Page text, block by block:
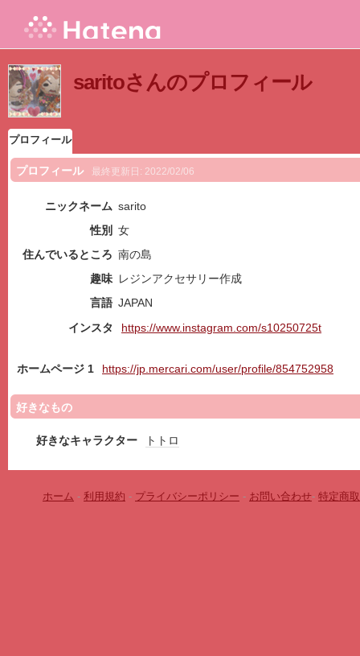
saritoさんのプロフィール
プロフィール
プロフィール 最終更新日: 2022/02/06
ニックネーム sarito
性別
女
住んでいるところ 南の島
趣味 レジンアクセサリー作成
言語 JAPAN
インスタ
https://www.instagram.com/s10250725t
ホームページ 1 https://jp.mercari.com/user/profile/854752958
好きなもの
好きなキャラクター トトロ
ホーム - 利用規約 - プライバシーポリシー - お問い合わせ- 特定商